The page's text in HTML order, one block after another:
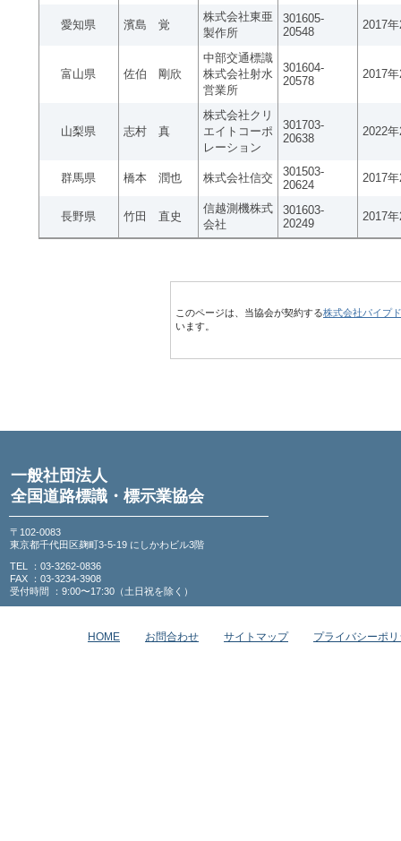
愛知県 濱島 覚
株式会社東亜
製作所
301605-
20548
2017
富山県 佐伯 剛欣
中部交通標識
株式会社射水
営業所
301604-
20578
2017
山梨県 志村 真
株式会社クリ
エイトコーポ
レーション
301703-
20638
2022
群馬県 橋本 潤也 株式会社信交
301503-
20624
2017
長野県 竹田 直史
信越測機株式
会社
301603-
20249
2017
このページは、当協会が契約する株式会社パイプ
います。
一般社団法人
全国道路標識・標示業協会
〒102-0083
東京都千代田区麹町3-5-19 にしかわビル3階
TEL ：03-3262-0836
FAX ：03-3234-3908
受付時間 ：9:00〜17:30（土日祝を除く）
HOME お問合わせ サイトマップ プライバシーポ